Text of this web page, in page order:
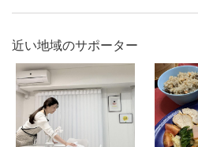
近い地域のサポーター